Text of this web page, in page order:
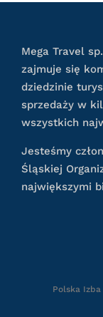
Mega Travel
zajmuje się
dziedzinie
sprzedaży w
wszystkich
Jesteśmy
Śląskiej
największymi
Polska Izba